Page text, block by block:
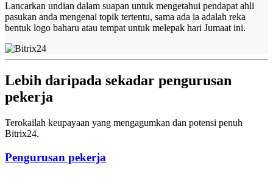
Lancarkan undian dalam suapan untuk mengetahui pendapat ahli
pasukan anda mengenai topik tertentu, sama ada ia adalah reka
bentuk logo baharu atau tempat untuk melepak hari Jumaat ini.
Lebih daripada sekadar pengurusan
pekerja
Terokailah keupayaan yang mengagumkan dan potensi penuh
Bitrix24.
Pengurusan pekerja